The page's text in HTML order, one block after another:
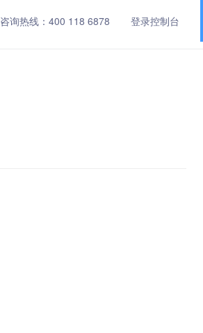
咨询热线： 400 118 6878 登录控制台